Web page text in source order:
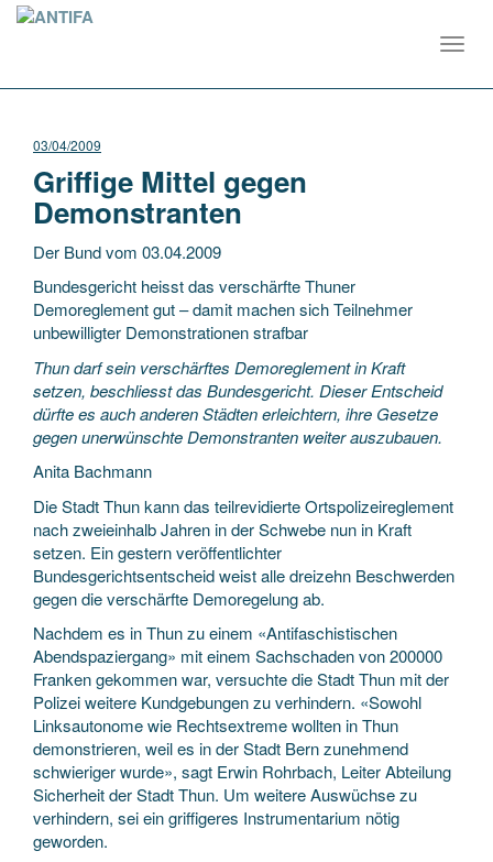
03/04/2009
Griffige Mittel gegen
Demonstranten
Der Bund vom 03.04.2009
Bundesgericht heisst das verschärfte Thuner
Demoreglement gut – damit machen sich Teilnehmer
unbewilligter Demonstrationen strafbar
Thun darf sein verschärftes Demoreglement in Kraft
setzen, beschliesst das Bundesgericht. Dieser Entscheid
dürfte es auch anderen Städten erleichtern, ihre Gesetze
gegen unerwünschte Demonstranten weiter auszubauen.
Anita Bachmann
Die Stadt Thun kann das teilrevidierte Ortspolizeireglement
nach zweieinhalb Jahren in der Schwebe nun in Kraft
setzen. Ein gestern veröffentlichter
Bundesgerichtsentscheid weist alle dreizehn Beschwerden
gegen die verschärfte Demoregelung ab.
Nachdem es in Thun zu einem «Antifaschistischen
Abendspaziergang» mit einem Sachschaden von 200000
Franken gekommen war, versuchte die Stadt Thun mit der
Polizei weitere Kundgebungen zu verhindern. «Sowohl
Linksautonome wie Rechtsextreme wollten in Thun
demonstrieren, weil es in der Stadt Bern zunehmend
schwieriger wurde», sagt Erwin Rohrbach, Leiter Abteilung
Sicherheit der Stadt Thun. Um weitere Auswüchse zu
verhindern, sei ein griffigeres Instrumentarium nötig
geworden.